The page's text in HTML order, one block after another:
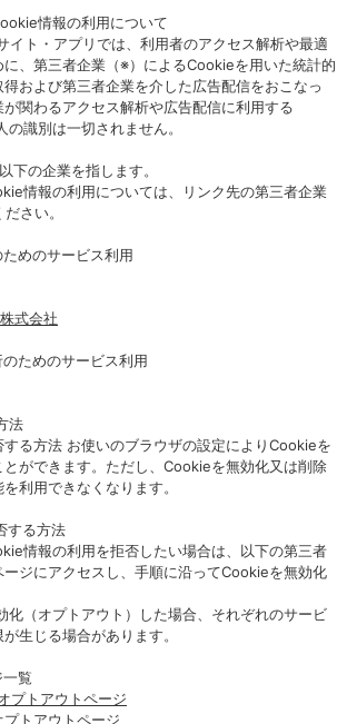
情報の利用について
イト・アプリでは、利用者のアクセス解析や最適
、第三者企業（※）によるCookieを用いた統計的
および第三者企業を介した広告配信をおこなっ
関わるアクセス解析や広告配信に利用する
識別は一切されません。
下の企業を指します。
情報の利用については、リンク先の第三者企業
さい。
めのサービス利用
式会社
ためのサービス利用
法
る方法 お使いのブラウザの設定によりCookieを
ができます。ただし、Cookieを無効化又は削除
利用できなくなります。
する方法
情報の利用を拒否したい場合は、以下の第三者
ジにアクセスし、手順に沿ってCookieを無効化
化（オプトアウト）した場合、それぞれのサービ
生じる場合があります。
覧
プトアウトページ
トアウトページ